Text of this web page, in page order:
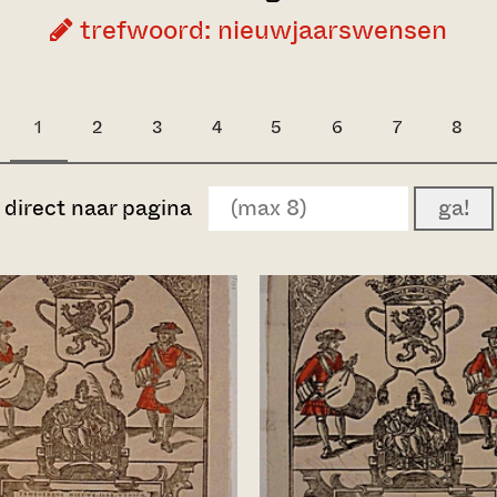
trefwoord: nieuwjaarswensen
1 2 3 4 5 6 7 8
direct naar pagina ga!